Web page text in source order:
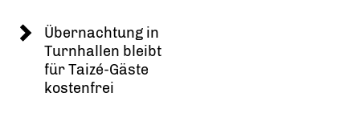
Übernachtung in
Turnhallen bleibt
für Taizé-Gäste
kostenfrei